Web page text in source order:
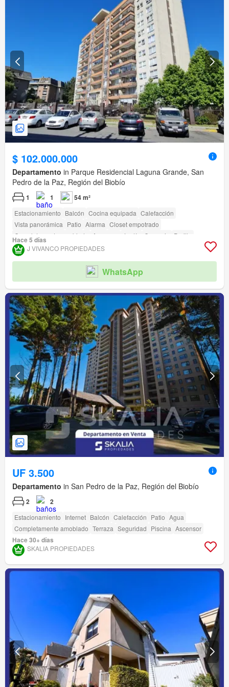
$ 102.000.000
Departamento in Parque Residencial Laguna Grande, San
Pedro de la Paz, Región del Biobío
1 1 54 m²
Estacionamiento Balcón Cocina equipada Calefacción
Vista panorámica Patio Alarma Closet empotrado
Completamente amoblado
Ascensor Jardín Conserje
Parilla
Caseta de vigilancia Acceso para personas con discapacidad
Hace 5 días
J VIVANCO PROPIEDADES
WhatsApp
UF 3.500
Departamento in San Pedro de la Paz, Región del Biobío
2 2
Estacionamiento Internet Balcón Calefacción Patio Agua
Completamente amoblado Terraza Seguridad Piscina Ascensor
Hace 30+ días
SKALIA PROPIEDADES